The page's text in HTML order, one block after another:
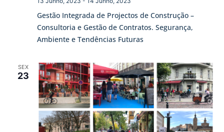
Gestão Integrada de Projectos de Construção –
Consultoria e Gestão de Contratos. Segurança,
Ambiente e Tendências Futuras
SEX
23